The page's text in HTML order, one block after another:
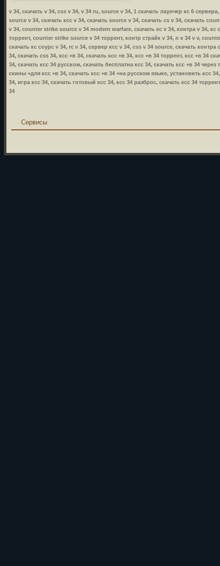
v 34, скачать v 34, css v 34, v 34 ru, source v 34, 1 скачать лаунчер кс 6
source v 34, скачать ксс v 34, скачать source v 34, скачать cs v 34, скачать
v 34, counter strike source v 34 modern warfare, скачать кс v 34, контра v 34,
торрент, counter strike source v 34 торрент, контр страйк v 34, n e 34 v v,
скачать кс соурс v 34, rc v 34, сервер ксс v 34, css v 34 source, скачать
34, скачать css 34, ксс +в 34, скачать ксс +в 34, ксс +в 34 торрент, ксс +в 34
34, скачать ксс 34 русском, скачать бесплатна ксс 34, скачать ксс +в 34
скины +для ксс +в 34, скачать ксс +в 34 +на русском языке, установить ксс
34, игра ксс 34, скачать готовый ксс 34, ксс 34 разброс, скачать ксс 34
34
Сервисы